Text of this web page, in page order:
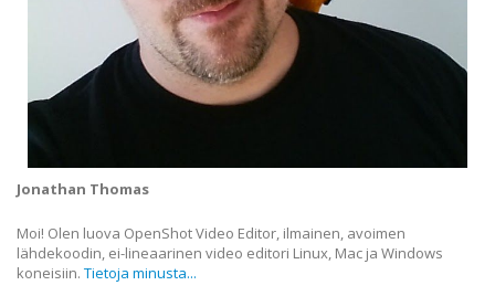
Jonathan Thomas
Moi! Olen luova OpenShot Video Editor, ilmainen, avoimen
lähdekoodin, ei-lineaarinen video editori Linux, Mac ja Windows
koneisiin. Tietoja minusta...